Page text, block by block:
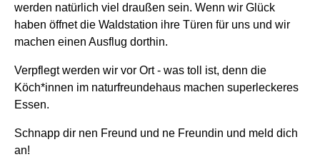
werden natürlich viel draußen sein. Wenn wir Glück
haben öffnet die Waldstation ihre Türen für uns und wir
machen einen Ausflug dorthin.
Verpflegt werden wir vor Ort - was toll ist, denn die
Köch*innen im naturfreundehaus machen superleckeres
Essen.
Schnapp dir nen Freund und ne Freundin und meld dich
an!